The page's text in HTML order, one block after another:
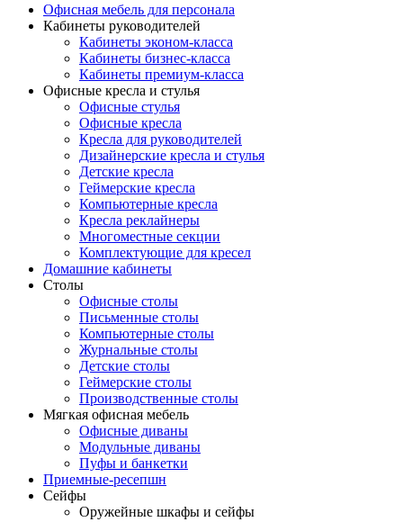
Офисная мебель для персонала
Кабинеты руководителей
Кабинеты эконом-класса
Кабинеты бизнес-класса
Кабинеты премиум-класса
Офисные кресла и стулья
Офисные стулья
Офисные кресла
Кресла для руководителей
Дизайнерские кресла и стулья
Детские кресла
Геймерские кресла
Компьютерные кресла
Кресла реклайнеры
Многоместные секции
Комплектующие для кресел
Домашние кабинеты
Столы
Офисные столы
Письменные столы
Компьютерные столы
Журнальные столы
Детские столы
Геймерские столы
Производственные столы
Мягкая офисная мебель
Офисные диваны
Модульные диваны
Пуфы и банкетки
Приемные-ресепшн
Сейфы
Оружейные шкафы и сейфы